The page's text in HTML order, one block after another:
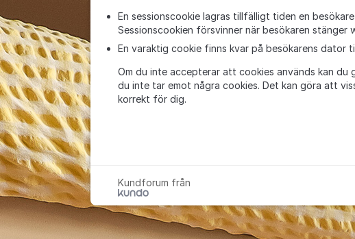
En sessionscookie lagras tillfälligt tiden en
Sessionscookien försvinner när besökaren stänger
En varaktig cookie finns kvar på besökarens dator
Om du inte accepterar att cookies används kan du
du inte tar emot några cookies. Det kan göra att
korrekt för dig.
Kundforum från